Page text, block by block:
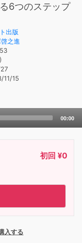
6つのステップ
出版
之進
11/15
00:00
初回 ¥0
入する